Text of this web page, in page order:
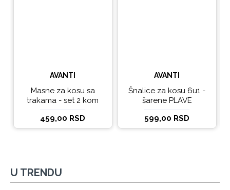
AVANTI
Masne za kosu sa
trakama - set 2 kom
459,00 RSD
AVANTI
Šnalice za kosu 6u1 -
šarene PLAVE
599,00 RSD
U TRENDU